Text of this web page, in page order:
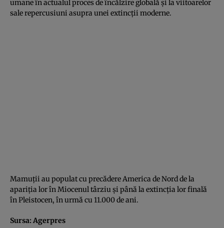
umane în actualul proces de încălzire globală şi la viitoarelor
sale repercusiuni asupra unei extincţii moderne.
Mamuţii au populat cu precădere America de Nord de la
apariţia lor în Miocenul târziu şi până la extincţia lor finală
în Pleistocen, în urmă cu 11.000 de ani.
Sursa: Agerpres